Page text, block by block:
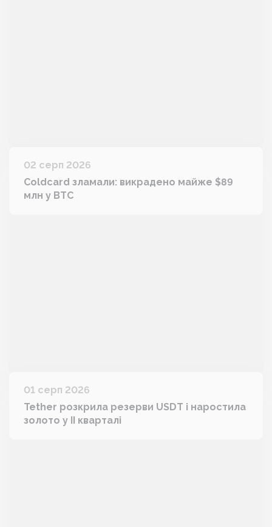
02 серп 2026
Coldcard зламали: викрадено майже $89
млн у BTC
01 серп 2026
Tether розкрила резерви USDT і наростила
золото у II кварталі